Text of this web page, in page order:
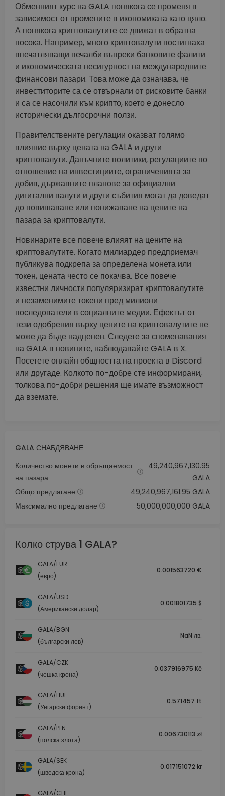
Обменният курс на GALA понякога се променя в
зависимост от промените в икономиката като цяло.
А понякога криптовалутите се движат в обратна
посока. Например, много криптовалути постигнаха
впечатляващи печалби въпреки банковите фалити
и икономическата несигурност на международните
финансови пазари. Това може да означава, че
инвеститорите са се отвърнали от рисковите банки
и са се насочили към крипто, което е донесло
исторически дългосрочни ползи.
Правителствените регулации оказват голямо
влияние върху цената на GALA и други
криптовалути. Данъчните политики, регулациите по
отношение на инвестициите, ограниченията за
добив, държавните планове за официални
дигитални валути и други събития могат да доведат
до повишаване или понижаване на цените на
пазара за криптовалути.
Новинарите все повече влияят на цените на
криптовалутите. Когато милиардер предприемач
публикува подкрепа за определена монета или
токен, цената често се покачва. Все повече
известни личности популяризират криптовалутите
и незаменимите токени пред милиони
последователи в социалните медии. Ефектът от
тези одобрения върху цените на криптовалутите не
може да бъде надценен. Следете за споменавания
на GALA в новините, наблюдавайте GALA в X.
Посетете онлайн общността на проекта в Discord
или другаде. Колкото по-добре сте информирани,
толкова по-добри решения ще имате възможност
да вземате.
GALA СНАБДЯВАНЕ
Количество монети в обръщаемост
на пазара
49,240,967,130.95
GALA
Общо предлагане
49,240,967,161.95 GALA
Максимално предлагане
50,000,000,000 GALA
Колко струва 1 GALA?
GALA/EUR
(евро)
0.001563720 €
GALA/USD
(Американски долар)
0.001801735 $
GALA/BGN
(български лев)
NaN лв.
GALA/CZK
(чешка крона)
0.037916975 Kč
GALA/HUF
(Унгарски форинт)
0.571457 ft
GALA/PLN
(полска злота)
0.006730113 zł
GALA/SEK
(шведска крона)
0.017151072 kr
GALA/CHF